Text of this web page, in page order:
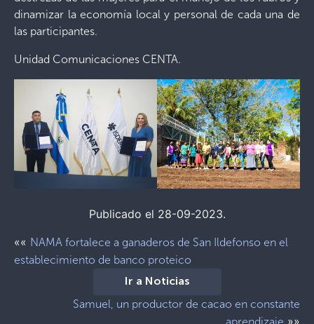
dinamizar la economía local y personal de cada una de
las participantes.
Unidad Comunicaciones CENTA.
Publicado el 28-09-2023.
«« NAMA fortalece a ganaderos de San Ildefonso en el
establecimiento de banco proteico
Ir a Noticias
Samuel, un productor de cacao en constante